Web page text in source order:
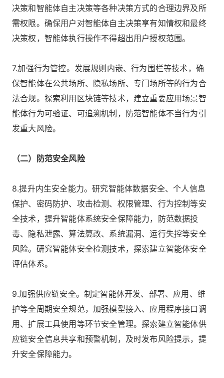
决策和智能体自主决策等各种决策方式的合理边界及所
需权限。确保用户对智能体自主决策享有知情权和最终
决策权，智能体执行操作不得超出用户授权范围。
7.加强行为管控。发展规则内嵌、行为围栏等技术，确
保智能体在公共场所、隐私场所、专门场所等的行为合
法合规。探索利用区块链等技术，建立重要应用场景智
能体行为可验证、可追溯机制，防范智能体不当行为引
发重大风险。
（二）防范安全风险
8.提升内生安全能力。研究智能体数据安全、个人信息
保护、密码防护、攻击检测、权限管理、行为控制等安
全技术，提升智能体系统安全保障能力，防范数据投
毒、隐私泄露、算法篡改、系统漏洞、运行失控等安全
风险。研究智能体安全检测技术，探索建立智能体安全
评估体系。
9.加强供应链安全。制定智能体开发、部署、应用、维
护等全周期安全规范，加强模型接入、应用程序接口调
用、扩展工具使用等环节安全管理。探索建立智能体供
应链安全信息共享和预警机制，及时发布风险提示，提
升安全保障能力。